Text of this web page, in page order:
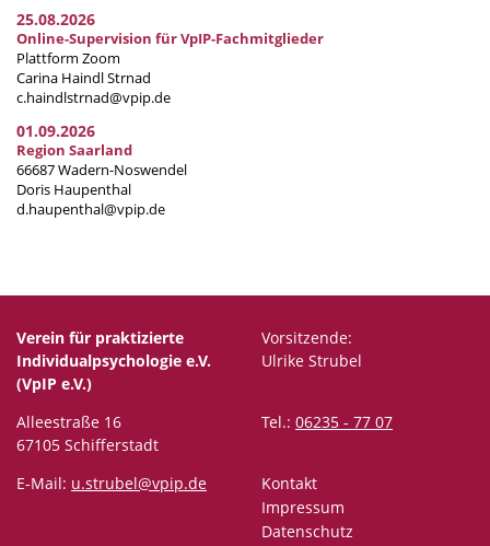
25.08.2026
Online-Supervision für VpIP-Fachmitglieder
Plattform Zoom
Carina Haindl Strnad
c.haindlstrnad@vpip.de
01.09.2026
Region Saarland
66687 Wadern-Noswendel
Doris Haupenthal
d.haupenthal@vpip.de
Verein für praktizierte
Individualpsychologie e.V.
(VpIP e.V.)
Vorsitzende:
Ulrike Strubel
Alleestraße 16
67105 Schifferstadt
Tel.: 06235 - 77 07
E-Mail: u.strubel@vpip.de
Kontakt
Impressum
Datenschutz